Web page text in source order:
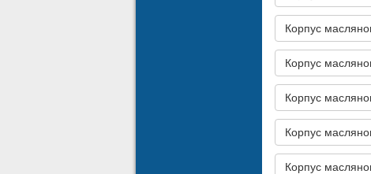
Корпус
Корпус
Корпус
Корпус
Корпус